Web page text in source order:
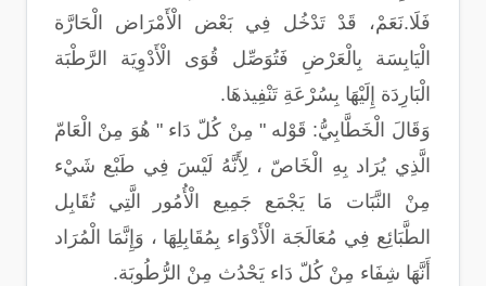
فَلَا.نَعَمْ، قَدْ تَدْخُل فِي بَعْض الْأَمْرَاض الْحَارَّة
الْيَابِسَة بِالْعَرْضِ فَتُوَصِّل قُوَى الْأَدْوِيَة الرَّطْبَة
الْبَارِدَة إِلَيْهَا بِسُرْعَةِ تَنْفِيذهَا.
وَقَالَ الْخَطَّابِيُّ: قَوْله " مِنْ كُلّ دَاء " هُوَ مِنْ الْعَامّ
الَّذِي يُرَاد بِهِ الْخَاصّ ، لِأَنَّهُ لَيْسَ فِي طَبْع شَيْء
مِنْ النَّبَات مَا يَجْمَع جَمِيع الْأُمُور الَّتِي تُقَابِل
الطَّبَائِع فِي مُعَالَجَة الْأَدْوَاء بِمُقَابِلِهَا ، وَإِنَّمَا الْمُرَاد
أَنَّهَا شِفَاء مِنْ كُلّ دَاء يَحْدُث مِنْ الرُّطُوبَة.